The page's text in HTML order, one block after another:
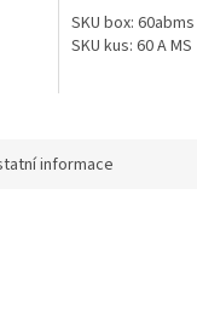
SKU box: 60abms
SKU kus: 60 A MS
informace